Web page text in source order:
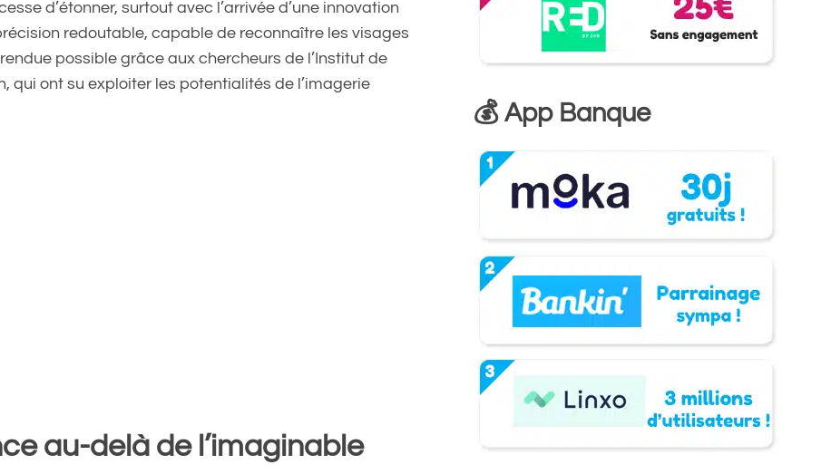
d’étonner, surtout avec l’arrivée d’une innovation
redoutable, capable de reconnaître les visages
possible grâce aux chercheurs de l’Institut de
qui ont su exploiter les potentialités de l’imagerie
au-delà de l’imaginable
💰 App Banque